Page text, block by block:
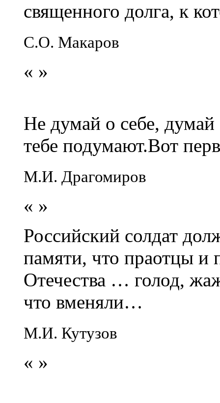
священного долга, к
С.О. Макаров
« »
Не думай о себе,
тебе подумают.Вот
М.И. Драгомиров
« »
Российский солдат
памяти, что праотцы и
Отечества … голод,
что вменяли…
М.И. Кутузов
« »